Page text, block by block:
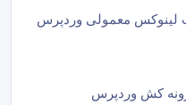
لینوکس معمولی وردپرس
کش وردپرس